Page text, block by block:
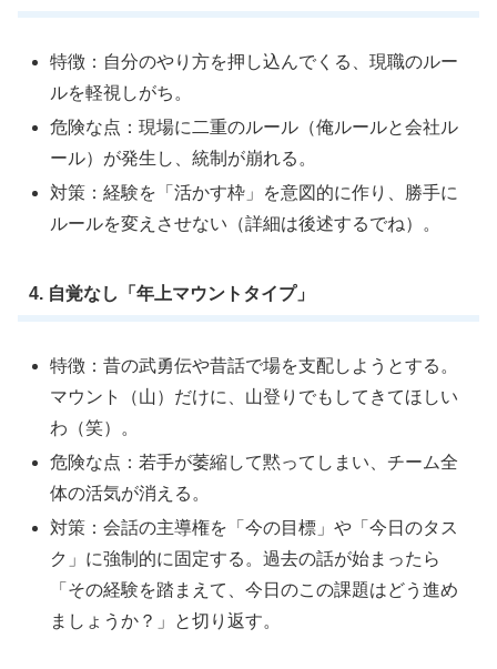
特徴：自分のやり方を押し込んでくる、現職のルー
ルを軽視しがち。
危険な点：現場に二重のルール（俺ルールと会社ル
ール）が発生し、統制が崩れる。
対策：経験を「活かす枠」を意図的に作り、勝手に
ルールを変えさせない（詳細は後述するでね）。
4. 自覚なし「年上マウントタイプ」
特徴：昔の武勇伝や昔話で場を支配しようとする。
マウント（山）だけに、山登りでもしてきてほしい
わ（笑）。
危険な点：若手が萎縮して黙ってしまい、チーム全
体の活気が消える。
対策：会話の主導権を「今の目標」や「今日のタス
ク」に強制的に固定する。過去の話が始まったら
「その経験を踏まえて、今日のこの課題はどう進め
ましょうか？」と切り返す。